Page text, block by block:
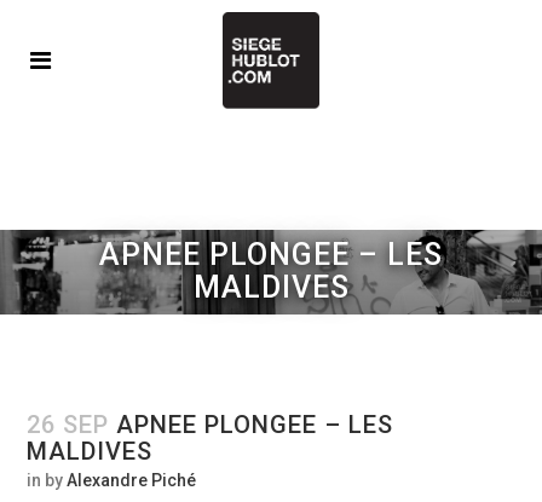
APNEE PLONGEE – LES
MALDIVES
26 SEP APNEE PLONGEE – LES
MALDIVES
in byAlexandre Piché